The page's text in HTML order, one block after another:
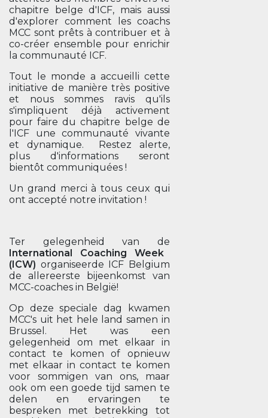
chapitre belge d'ICF, mais aussi
d'explorer comment les coachs
MCC sont prêts à contribuer et à
co-créer ensemble pour enrichir
la communauté ICF.
Tout le monde a accueilli cette
initiative de manière très positive
et nous sommes ravis qu'ils
s'impliquent déjà activement
pour faire du chapitre belge de
l'ICF une communauté vivante
et dynamique. Restez alerte,
plus d'informations seront
bientôt communiquées !
Un grand merci à tous ceux qui
ont accepté notre invitation !
Ter gelegenheid van de
International Coaching Week
(ICW) organiseerde ICF Belgium
de allereerste bijeenkomst van
MCC-coaches in België!
Op deze speciale dag kwamen
MCC's uit het hele land samen in
Brussel. Het was een
gelegenheid om met elkaar in
contact te komen of opnieuw
met elkaar in contact te komen
voor sommigen van ons, maar
ook om een goede tijd samen te
delen en ervaringen te
bespreken met betrekking tot